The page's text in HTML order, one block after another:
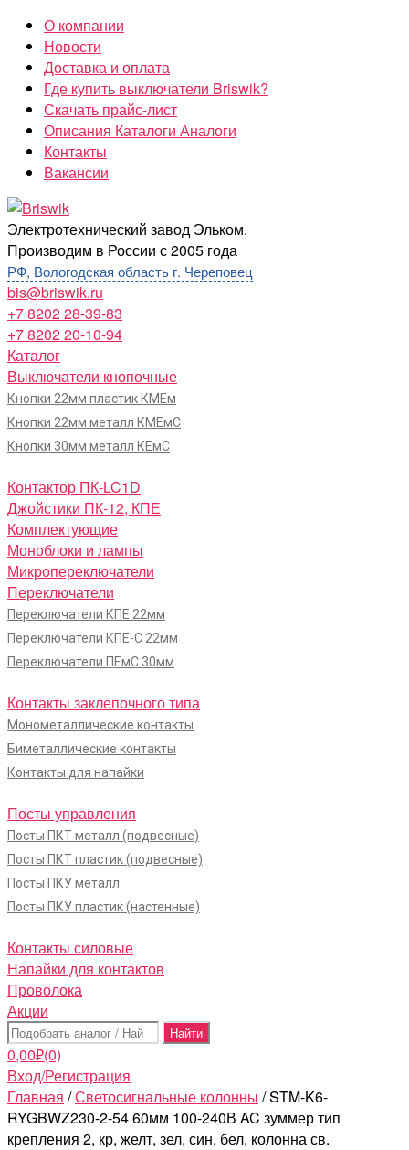
Перейти
содержимому
О компании
Новости
Доставка и оплата
Где купить выключатели Briswik?
Скачать прайс-лист
Описания Каталоги Аналоги
Контакты
Вакансии
Briswik
Электротехнический завод Эльком.
Производим в России с 2005 года
РФ, Вологодская область г. Череповец
bis@briswik.ru
+7 8202 28-39-83
+7 8202 20-10-94
Каталог
Выключатели кнопочные
Кнопки 22мм пластик КМЕм
Кнопки 22мм металл КМЕмС
Кнопки 30мм металл КЕмС
Контактор ПК-LC1D
Джойстики ПК-12, КПЕ
Комплектующие
Моноблоки и лампы
Микропереключатели
Переключатели
Переключатели КПЕ 22мм
Переключатели КПЕ-С 22мм
Переключатели ПЕмС 30мм
Контакты заклепочного типа
Монометаллические контакты
Биметаллические контакты
Контакты для напайки
Посты управления
Посты ПКТ металл (подвесные)
Посты ПКТ пластик (подвесные)
Посты ПКУ металл
Посты ПКУ пластик (настенные)
Контакты силовые
Напайки для контактов
Проволока
Акции
Поиск:
0,00₽(0)
Вход/Регистрация
Главная /Светосигнальные колонны / STM-K6-
RYGBWZ230-2-54 60мм 100-240В AC зуммер тип
крепления 2, кр, желт, зел, син, бел, колонна св.